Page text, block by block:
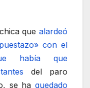
que alardeó
con el
había que
del paro
se ha quedado